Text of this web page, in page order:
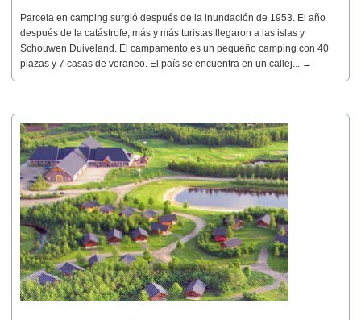
Parcela en camping surgió después de la inundación de 1953. El año
después de la catástrofe, más y más turistas llegaron a las islas y
Schouwen Duiveland. El campamento es un pequeño camping con 40
plazas y 7 casas de veraneo. El país se encuentra en un callej... →